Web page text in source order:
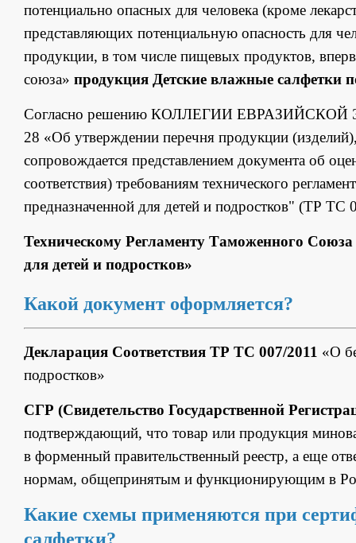
потенциально опасных для человека (кроме
представляющих потенциальную опасность для
продукции, в том числе пищевых продуктов,
союза» продукция Детские влажные салфетки
Согласно решению КОЛЛЕГИИ
28 «Об утверждении перечня продукции
сопровождается представлением документа об
соответствия) требованиям технического
предназначенной для детей и подростков" (ТР
Техническому Регламенту Таможенного
для детей и подростков»
Какой документ оформляется?
Декларация Соответствия ТР ТС 007/2011 «О
подростков»
СГР (Свидетельство Государственной
подтверждающий, что товар или продукция
в форменный правительственный реестр, а еще
нормам, общепринятым и функционирующим в
Какие схемы применяются при